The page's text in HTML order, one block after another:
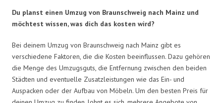
Du planst einen Umzug von Braunschweig nach Mainz und
möchtest wissen, was dich das kosten wird?
Bei deinem Umzug von Braunschweig nach Mainz gibt es
verschiedene Faktoren, die die Kosten beeinflussen. Dazu gehören
die Menge des Umzugsguts, die Entfernung zwischen den beiden
Städten und eventuelle Zusatzleistungen wie das Ein- und
Auspacken oder der Aufbau von Möbeln. Um den besten Preis für